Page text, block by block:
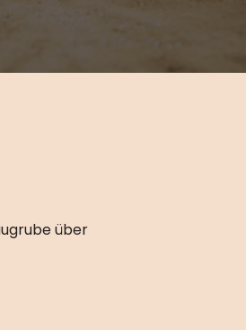
über